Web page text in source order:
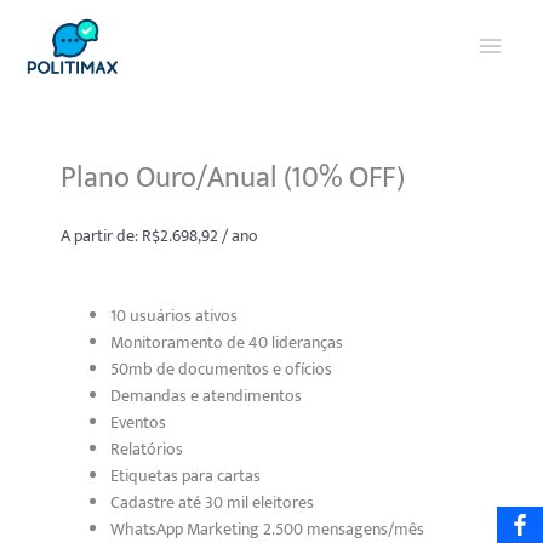
Plano Ouro/Anual (10% OFF)
A partir de:R$2.698,92/ ano
10 usuários ativos
Monitoramento de 40 lideranças
50mb de documentos e ofícios
Demandas e atendimentos
Eventos
Relatórios
Etiquetas para cartas
Cadastre até 30 mil eleitores
WhatsApp Marketing 2.500 mensagens/mês